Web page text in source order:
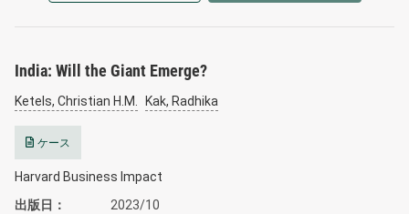
India: Will the Giant Emerge?
Ketels, Christian H.M. Kak, Radhika
ケース
Harvard Business Impact
出版日
2023/10